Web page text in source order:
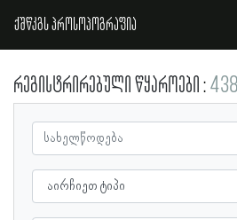
ქშწკგს პროსოპოგრაფია
რეგისტრირებული წყაროები